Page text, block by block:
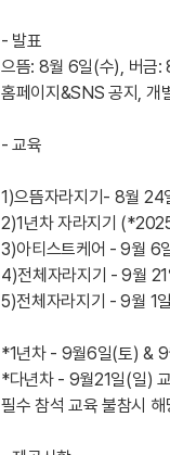
- 발표
으뜸: 8월 6일(수), 버금:
홈페이지&SNS 공지, 개
- 교육
1)으뜸자라지기- 8월 24
2)1년차 자라지기
3)아티스트케어 - 9월 6
4)전체자라지기 - 9월
5)전체자라지기 - 9월 1
*1년차 - 9월6일(토) &
*다년차 - 9월21일(일)
필수 참석 교육 불참시